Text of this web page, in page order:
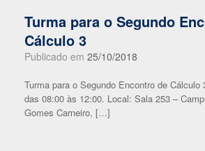
Turma para o Segundo
Cálculo 3
Publicado em 25/10/2018
Turma para o Segundo Encontro de Cálculo
das 08:00 às 12:00. Local: Sala 253 –
Gomes Carneiro, […]